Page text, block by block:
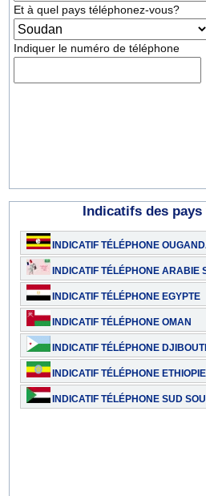
Et à quel pays téléphonez-vous?
Indiquer le numéro de téléphone
Indicatifs des
INDICATIF TÉLÉPHONE
INDICATIF TÉLÉPHONE ARABIE
INDICATIF TÉLÉPHONE EGYPTE
INDICATIF TÉLÉPHONE OMAN
INDICATIF TÉLÉPHONE DJIBOUTI
INDICATIF TÉLÉPHONE ETHIOPIE
INDICATIF TÉLÉPHONE SUD